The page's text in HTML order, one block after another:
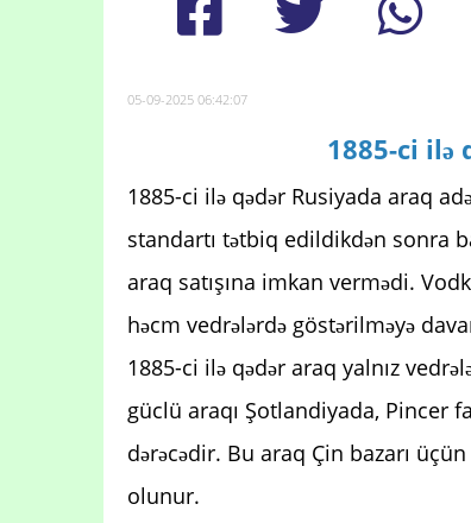
05-09-2025 06:42:07
1885-ci ilə
1885-ci ilə qədər Rusiyada araq
standartı tətbiq edildikdən sonra
araq satışına imkan vermədi.
həcm vedrələrdə göstərilməyə
1885-ci ilə qədər araq yalnız
güclü araqı Şotlandiyada, Pincer
dərəcədir. Bu araq Çin bazarı
olunur.